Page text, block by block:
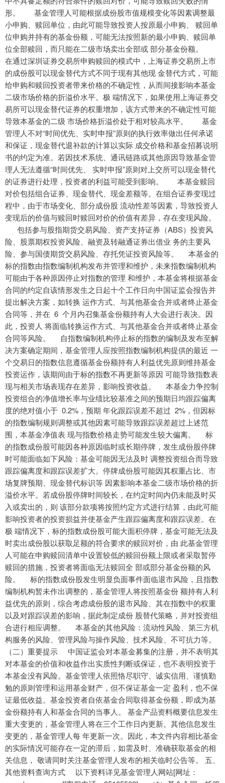
形。 基金管理人可能根据成份股市值规模变化等因素调整最
小申购、赎回单位，由此可能导致投资人按原最小申购、 赎回单
位申购并持有的基金份额，可能无法按照新的最小申购、赎回单
位全部赎回，而只能在二级市场卖出全部或 部分基金份额。
在通过深圳证券交易所申购赎回的模式中，上海证券交易所上市
的成份股可以现金替代方式不同于现有其他现 金替代方式，可能
给申购和赎回投资者带来价格的不确定性，从而间接影响本基金
二级市场价格的折溢价水平。极 端情况下，如果使用上海证券交
易所可以现金替代证券的权重增加，该方式带来的不确定性可能
导致本基金的二级 市场价格折溢价处于相对较高水平。 基金
管理人不对“时间优先、实时申报”原则的执行效率做出任何承诺
和保证，现金替代退补款的计算以实际 成交价格和基金招募说明
书的约定为准。若因技术系统、通讯链路或其他原因导致基金管
理人无法遵循“时间优先、 实时申报”原则对上交所可以现金替代
的证券进行处理，投资者的利益可能受到影响。 本基金赎回
对价包括组合证券、现金替代、现金差额等。在组合证券变现过
程中，由于市场变化、部分成份股 流动性差等因素，导致投资人
变现后的价值与赎回时赎回对价的价值有差异，存在变现风险。
包括参与股指期货交易风险、资产支持证券（ABS）投资风
险、股票期权投资风险、融资及转融通证券出借业 务的主要风
险、参与国债期货交易风险、存托凭证投资风险等。 本基金的
标的指数由指数编制机构发布并管理和维护，未来指数编制机构
可能由于各种原因停止对指数的管理 和维护，本基金将根据基金
合同的约定自该情形发生之日起十个工作日向中国证监会报告并
提出解决方案，如转换 运作方式、与其他基金合并或者终止基金
合同等，并在 6 个月内召集基金份额持有人大会进行表决。因
此，投资人 将面临转换运作方式、与其他基金合并或者终止基金
合同等风险。 自指数编制机构停止标的指数的编制及发布至解
决方案确定期间，基金管理人应按照指数编制机构提供的最近 一
个交易日的指数信息遵循基金份额持有人利益优先原则维持基金
投资运作，该期间由于标的指数不再更新等原因 可能导致指数表
现与相关市场表现存在差异，影响投资收益。 本基金力争控制
投资组合的净值增长率与业绩比较基准之间的预期日均跟踪偏离
度的绝对值小于 0.2%，预期 年化跟踪误差不超过 2%，但因标
的指数编制规则调整或其他因素可能导致跟踪误差超过上述范
围，本基金净值表 现与指数价格走势可能发生较大偏离。 标
的指数成份股可能因各种原因临时或长期停牌，发生成份股停牌
时可能面临如下风险：基金可能因无法及时 调整投资组合而导致
跟踪偏离度和跟踪误差扩大。停牌成份股可能因其权重占比、市
场复牌预期、现金替代标识等 因素影响本基金二级市场价格的折
溢价水平。若成份股停牌时间较长，在约定时间内仍未能及时买
入或卖出的，则 该部分款项将按照约定方式进行结算，由此可能
影响投资者的投资损益并使基金产生跟踪偏离度和跟踪误差。在
极 端情况下，标的指数成份股可能大面积停牌，基金可能无法及
时卖出成份股以获取足额的符合要求的赎回对价，由 此基金管理
人可能在申购赎回清单中设置较低的赎回份额上限或者采取暂停
赎回的措施，投资者将面临无法赎回全 部或部分基金份额的风
险。 标的指数成份股发生明显负面事件面临退市风险，且指数
编制机构暂未作出调整的，基金管理人将按照基金份 额持有人利
益优先的原则，综合考虑成份股的退市风险、其在指数中的权重
以及对跟踪误差的影响，据此制定成份 股替代策略，并对投资组
合进行相应调整。 本基金的其他风险：流动性风险、第三方机
构服务的风险、管理风险与操作风险、技术风险、不可抗力等。
（二）重要提示 中国证监会对本基金募集的注册，并不表明其
对本基金的价值和收益作出实质性判断或保证，也不表明投资于
本基金没有风险。基金管理人依照恪尽职守、诚实信用、谨慎勤
勉的原则管理和运用基金财产，但不保证基金一定 盈利，也不保
证最低收益。基金投资者自依基金合同取得基金份额，即成为基
金份额持有人和基金合同的当事人。 基金产品资料概要信息发生
重大变更的，基金管理人将在三个工作日内更新。其他信息发生
变更的，基金管理人每 年更新一次。因此，本文件内容相比基金
的实际情况可能存在一定的滞后，如需及时、准确获取基金的相
关信息， 敬请同时关注基金管理人发布的相关临时公告等。 五、
其他资料查询方式 以下资料详见基金管理人网站[网址：